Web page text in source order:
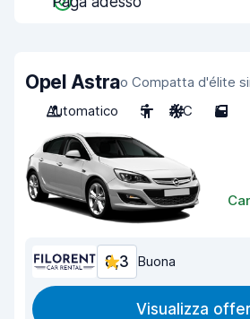
Opel Astrao Compatta d'élite
Automatico
5 A/C 5
8,3 Buona
Visualizza